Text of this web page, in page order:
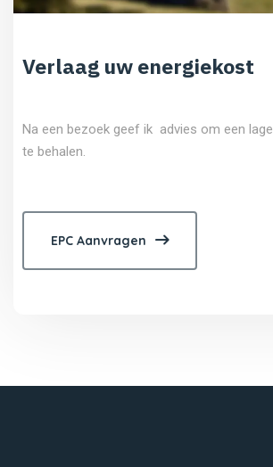
Verlaag uw energiekost
Na een bezoek geef ik advies om een
te behalen.
EPC Aanvragen